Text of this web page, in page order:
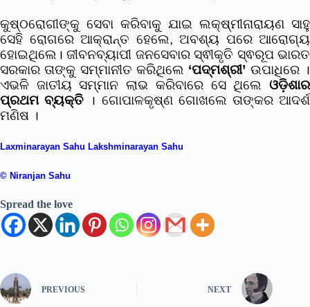
କୁଷ୍ଠରୋଗୀଙ୍କୁ ସେବା କରିବାକୁ ଯାଇ ଲକ୍ଷ୍ମୀନାରାୟଣ ସାହୁ
ସେହି ରୋଗରେ ଆକ୍ରାନ୍ତ ହେଲେ, ଅବଶ୍ୟ ପରେ ଆରୋଗ୍ୟ
ହୋଇଥିଲେ। ଜୀବନବ୍ୟାପୀ ଜନସେବାର ସ୍ଵୀକୃତି ସ୍ଵରୂପ ଭାରତ
ସରକାର ତାଙ୍କୁ ସମ୍ମାନୀତ କରିଥିଲେ ‘ପଦ୍ମଶ୍ରୀ’ ଉପାଧିରେ ।
ଏଭଳି ଜାତୀୟ ସମ୍ମାନ ଲାଭ କରିବାରେ ସେ ଥିଲେ ଓଡ଼ିଶାର
ପ୍ରଥମ ବ୍ୟକ୍ତି । ଗୋପାଳକୃଷ୍ଣ ଗୋଖଲେ ତାଙ୍କର ଆଦର୍ଶ
ମଣିଷ ।
Laxminarayan Sahu Lakshminarayan Sahu
© Niranjan Sahu
Spread the love
PREVIOUS NEXT